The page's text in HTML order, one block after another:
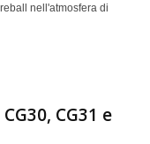
nell'atmosfera di
CG31 e